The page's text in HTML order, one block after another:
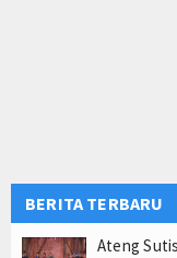
Majalengka Beberkan
Majalengka 2026 Naik
BERITA TERBARU
Ateng